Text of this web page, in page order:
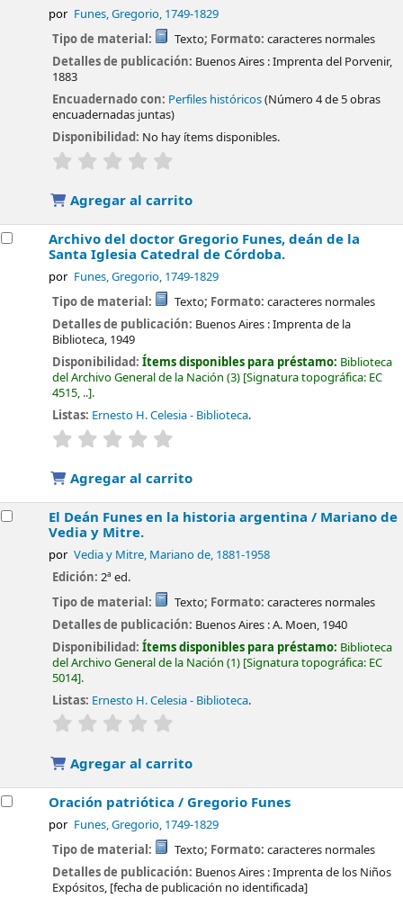
por Funes, Gregorio, 1749-1829
Tipo de material: Texto; Formato: caracteres normales
Detalles de publicación: Buenos Aires :Imprenta del Porvenir,
1883
Encuadernado con: Perfiles históricos(Número 4 de 5 obras
encuadernadas juntas)
Disponibilidad: No hay ítems disponibles.
valoración
Agregar al carrito
Archivo del doctor Gregorio Funes, deán de la
Santa Iglesia Catedral de Córdoba.
por Funes, Gregorio, 1749-1829
Tipo de material: Texto; Formato: caracteres normales
Detalles de publicación: Buenos Aires :Imprenta de la
Biblioteca, 1949
Disponibilidad:Ítems disponibles para préstamo: Biblioteca
del Archivo General de la Nación (3) Signatura topográfica: EC
4515, .. .
Listas: Ernesto H. Celesia - Biblioteca.
valoración
Agregar al carrito
El Deán Funes en la historia argentina / Mariano de
Vedia y Mitre.
por Vedia y Mitre, Mariano de, 1881-1958
Edición:2ª ed.
Tipo de material:
Texto; Formato: caracteres normales
Detalles de publicación: Buenos Aires :A. Moen, 1940
Disponibilidad:Ítems disponibles para préstamo: Biblioteca
del Archivo General de la Nación (1) Signatura topográfica: EC
5014 .
Listas: Ernesto H. Celesia - Biblioteca.
valoración
Agregar al carrito
Oración patriótica / Gregorio Funes
por Funes, Gregorio, 1749-1829
Tipo de material: Texto; Formato: caracteres normales
Detalles de publicación: Buenos Aires :Imprenta de los Niños
Expósitos, [fecha de publicación no identificada]